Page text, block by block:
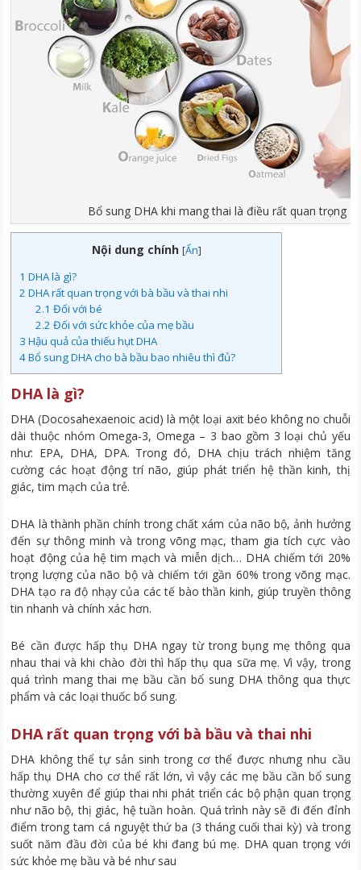
Bổ sung DHA khi mang thai là điều rất quan trọng
Nội dung chính [Ẩn]
1 DHA là gì?
2 DHA rất quan trọng với bà bầu và thai nhi
2.1 Đối với bé
2.2 Đối với sức khỏe của mẹ bầu
3 Hậu quả của thiếu hụt DHA
4Bổ sung DHA cho bà bầu bao nhiêu thì đủ?
DHA là gì?
DHA (Docosahexaenoic acid) là một loại axit béo không no chuỗi
dài thuộc nhóm Omega-3, Omega – 3 bao gồm 3 loại chủ yếu
như: EPA, DHA, DPA. Trong đó, DHA chịu trách nhiệm tăng
cường các hoạt động trí não, giúp phát triển hệ thần kinh, thị
giác, tim mạch của trẻ.
DHA là thành phần chính trong chất xám của não bộ, ảnh hưởng
đến sự thông minh và trong võng mạc, tham gia tích cực vào
hoạt động của hệ tim mạch và miễn dịch… DHA chiếm tới 20%
trọng lượng của não bộ và chiếm tới gần 60% trong võng mạc.
DHA tạo ra độ nhạy của các tế bào thần kinh, giúp truyền thông
tin nhanh và chính xác hơn.
Bé cần được hấp thụ DHA ngay từ trong bụng mẹ thông qua
nhau thai và khi chào đời thì hấp thụ qua sữa mẹ. Vì vậy, trong
quá trình mang thai mẹ bầu cần bổ sung DHA thông qua thực
phẩm và các loại thuốc bổ sung.
DHA rất quan trọng với bà bầu và thai nhi
DHA không thể tự sản sinh trong cơ thể được nhưng nhu cầu
hấp thụ DHA cho cơ thể rất lớn, vì vậy các mẹ bầu cần bổ sung
thường xuyên để giúp thai nhi phát triển các bộ phận quan trọng
như não bộ, thị giác, hệ tuần hoàn. Quá trình này sẽ đi đến đỉnh
điểm trong tam cá nguyệt thứ ba (3 tháng cuối thai kỳ) và trong
suốt năm đầu đời của bé khi đang bú mẹ. DHA quan trọng với
sức khỏe mẹ bầu và bé như sau